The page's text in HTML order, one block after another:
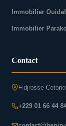
Immobilier
Immobilier
Contact
Fidjrosse
+229 01 66 44